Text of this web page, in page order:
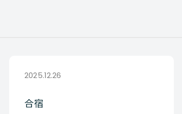
2025.12.26
合宿